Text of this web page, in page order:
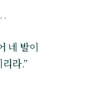
네 발이
라.”